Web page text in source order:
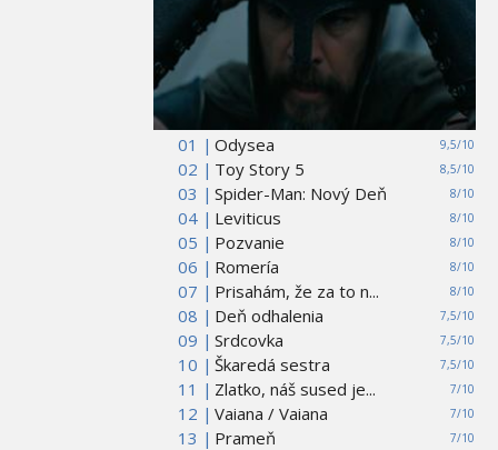
01 | 9,5/10
Odysea
02 |
8,5/10
Toy Story 5
03 |
8/10
Spider-Man: Nový Deň
04 |
8/10
Leviticus
05 |
8/10
Pozvanie
06 |
8/10
Romería
07 |
8/10
Prisahám, že za to n...
08 |
7,5/10
Deň odhalenia
09 |
7,5/10
Srdcovka
10 |
7,5/10
Škaredá sestra
11 |
7/10
Zlatko, náš sused je...
12 |
7/10
Vaiana / Vaiana
13 |
7/10
Prameň